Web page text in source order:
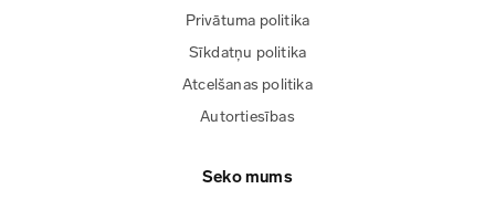
Privātuma politika
Sīkdatņu politika
Atcelšanas politika
Autortiesības
Seko mums